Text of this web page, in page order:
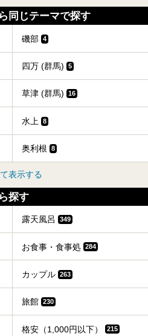
同じテーマで探す
磯部 4
四万 (群馬) 5
草津 (群馬) 16
水上 8
奥利根 8
表示する
探す
露天風呂 349
お食事・食事処 284
カップル 263
旅館 230
格安（1,000円以下） 215